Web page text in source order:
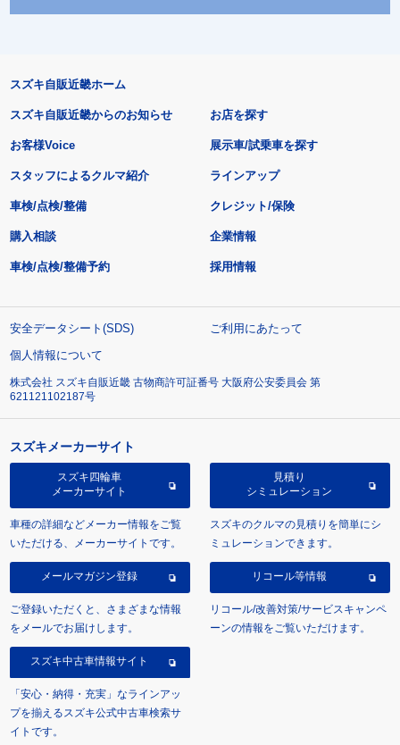
スズキ自販近畿ホーム
スズキ自販近畿からのお知らせ
お客様Voice
スタッフによるクルマ紹介
お店を探す
展示車/試乗車を探す
ラインアップ
車検/点検/整備 クレジット/保険
購入相談
車検/点検/整備予約
企業情報
採用情報
安全データシート(SDS)
ご利用にあたって
個人情報について
株式会社 スズキ自販近畿 古物商許可証番号 大阪府公安委員会 第
621121102187号
スズキメーカーサイト
スズキ四輪車
メーカーサイト
車種の詳細などメーカー情報をご覧
いただける、メーカーサイトです。
見積り
シミュレーション
スズキのクルマの見積りを簡単にシ
ミュレーションできます。
メールマガジン登録
ご登録いただくと、さまざまな情報
をメールでお届けします。
リコール等情報
リコール/改善対策/サービスキャンペ
ーンの情報をご覧いただけます。
スズキ中古車情報サイト
「安心・納得・充実」なラインアッ
プを揃えるスズキ公式中古車検索サ
イトです。